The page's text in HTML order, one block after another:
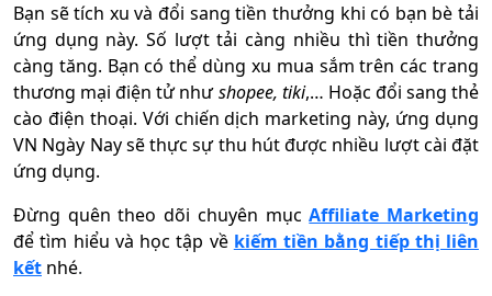
Bạn sẽ tích xu và đổi sang tiền thưởng khi có bạn bè tải
ứng dụng này. Số lượt tải càng nhiều thì tiền thưởng
càng tăng. Bạn có thể dùng xu mua sắm trên các trang
thương mại điện tử nhưshopee, tiki,… Hoặc đổi sang thẻ
cào điện thoại. Với chiến dịch marketing này, ứng dụng
VN Ngày Nay sẽ thực sự thu hút được nhiều lượt cài đặt
ứng dụng.
Đừng quên theo dõi chuyên mục Affiliate Marketing
để tìm hiểu và học tập về kiếm tiền bằng tiếp thị liên
kết nhé.